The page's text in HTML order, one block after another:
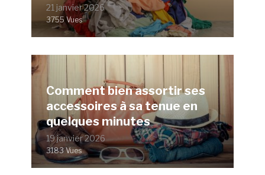
21 janvier 2026
3755 Vues
Comment bien assortir ses
accessoires à sa tenue en
quelques minutes
19 janvier 2026
3183 Vues